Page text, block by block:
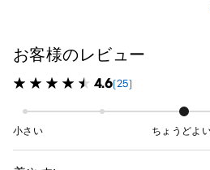
お客様のレビュー
4.6(25)
小さい ちょうどよ